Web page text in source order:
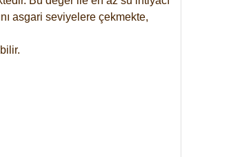
asgari seviyelere çekmekte,